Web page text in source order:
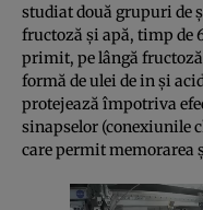
studiat două grupuri de
fructoză şi apă, timp de
primit, pe lângă
formă de ulei de in şi
protejează împotriva
sinapselor (conexiunile
care permit memorarea